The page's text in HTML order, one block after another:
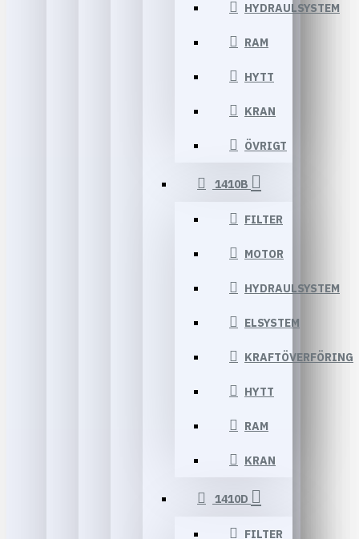
HYDRAULSYSTEM
RAM
HYTT
KRAN
ÖVRIGT
1410B
FILTER
MOTOR
HYDRAULSYSTEM
ELSYSTEM
KRAFTÖVERFÖRING
HYTT
RAM
KRAN
1410D
FILTER